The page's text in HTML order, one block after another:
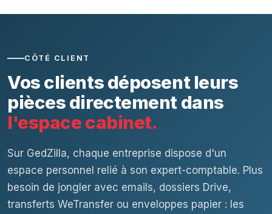
CÔTÉ CLIENT
Vos clients déposent leurs
pièces directement dans
l'espace cabinet.
Sur GedZilla, chaque entreprise dispose d'un
espace personnel relié à son expert-comptable. Plus
besoin de jongler avec emails, dossiers Drive,
transferts WeTransfer ou enveloppes papier : les